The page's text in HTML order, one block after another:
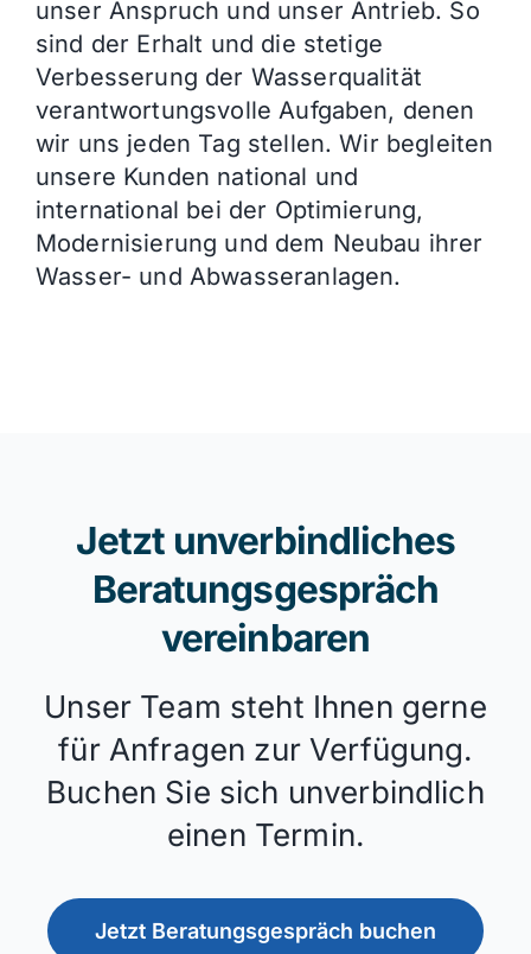
unser Anspruch und unser Antrieb. So
sind der Erhalt und die stetige
Verbesserung der Wasserqualität
verantwortungsvolle Aufgaben, denen
wir uns jeden Tag stellen. Wir begleiten
unsere Kunden national und
international bei der Optimierung,
Modernisierung und dem Neubau ihrer
Wasser- und Abwasseranlagen.
Jetzt unverbindliches
Beratungsgespräch
vereinbaren
Unser Team steht Ihnen gerne
für Anfragen zur Verfügung.
Buchen Sie sich unverbindlich
einen Termin.
Jetzt Beratungsgespräch buchen